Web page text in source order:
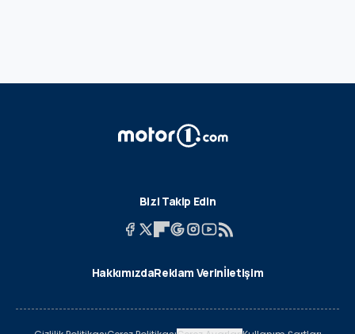
Bizi Takip Edin
HakkımızdaReklam Verinİletişim